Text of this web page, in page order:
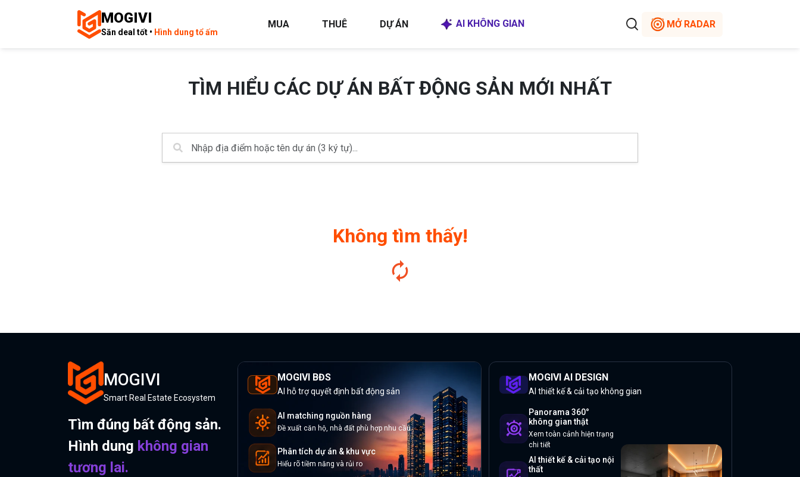
MOGIVI
Săn deal tốt • Hình dung tổ ấm
MUA THUÊ DỰ ÁN AI KHÔNG GIAN MỞ RADAR
TÌM HIỂU CÁC DỰ ÁN BẤT ĐỘNG SẢN MỚI NHẤT
Không tìm thấy!
MOGIVI
Smart Real Estate Ecosystem
Tìm đúng bất động sản.
Hình dung không gian
tương lai.
MOGIVI BĐS
AI hỗ trợ quyết định bất động sản
AI matching nguồn hàng
Đề xuất căn hộ, nhà đất phù hợp nhu cầu
Phân tích dự án & khu vực
Hiểu rõ tiềm năng và rủi ro
MOGIVI AI DESIGN
AI thiết kế & cải tạo không gian
Panorama 360°
không gian thật
Xem toàn cảnh hiện trạng
chi tiết
AI thiết kế & cải tạo nội
thất